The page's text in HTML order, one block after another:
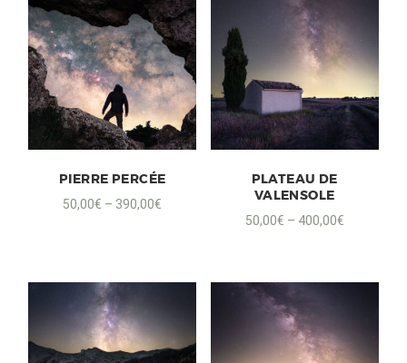
PIERRE PERCÉE
50,00€ – 390,00€
PLATEAU DE
VALENSOLE
50,00€ – 400,00€